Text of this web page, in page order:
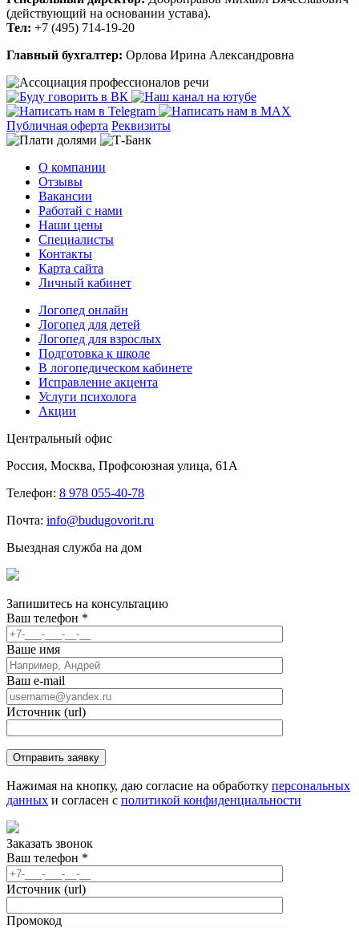
(действующий на основании устава).
Тел: +7 (495) 714-19-20
Главный бухгалтер: Орлова Ирина Александровна
Публичная оферта Реквизиты
О компании
Отзывы
Вакансии
Работай с нами
Наши цены
Специалисты
Контакты
Карта сайта
Личный кабинет
Логопед онлайн
Логопед для детей
Логопед для взрослых
Подготовка к школе
В логопедическом кабинете
Исправление акцента
Услуги психолога
Акции
Центральный офис
Россия, Москва, Профсоюзная улица, 61А
Телефон: 8 978 055-40-78
Почта: info@budugovorit.ru
Выездная служба на дом
Запишитесь на консультацию
Ваш телефон *
Ваше имя
Ваш e-mail
Источник (url)
Нажимая на кнопку, даю согласие на обработку персональных
данных и согласен с политикой конфиденциальности
Заказать звонок
Ваш телефон *
Источник (url)
Промокод